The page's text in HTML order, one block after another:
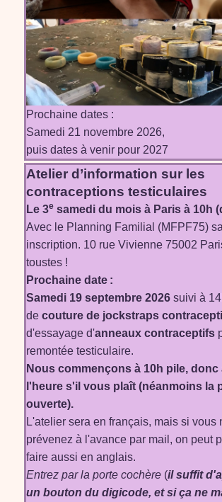
Prochaine dates :
Samedi 21 novembre 2026,
puis dates à venir pour 2027
Atelier d’information sur les
contraceptions testiculaires
Le 3esamedi du mois à Paris à 10h
Avec le Planning Familial (MFPF75)
inscription. 10 rue Vivienne 75002
toustes !
Prochaine date :
Samedi 19 septembre 2026suivi à
de couture de jockstraps
d'essayage d'anneaux contraceptifs
remontée testiculaire.
Nous commençons à 10h pile, donc
l'heure s'il vous plaît (néanmoins la
ouverte).
L'atelier sera en français, mais si vous
prévenez à l'avance par mail, on peut
faire aussi en anglais.
Entrez par la porte cochère(il suffit
un bouton du digicode, et si ça ne